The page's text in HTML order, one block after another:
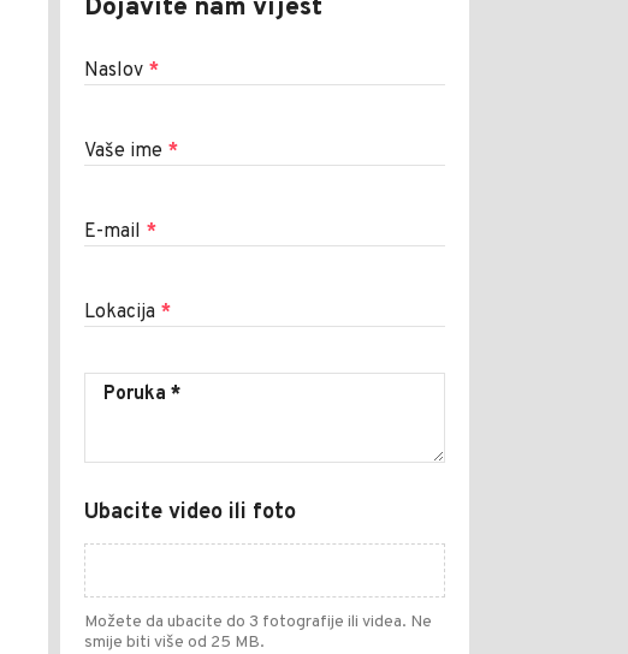
Dojavite nam vijest
Naslov *
Vaše ime *
E-mail *
Lokacija *
Ubacite video ili foto
Možete da ubacite do 3 fotografije ili videa. Ne
smije biti više od 25 MB.